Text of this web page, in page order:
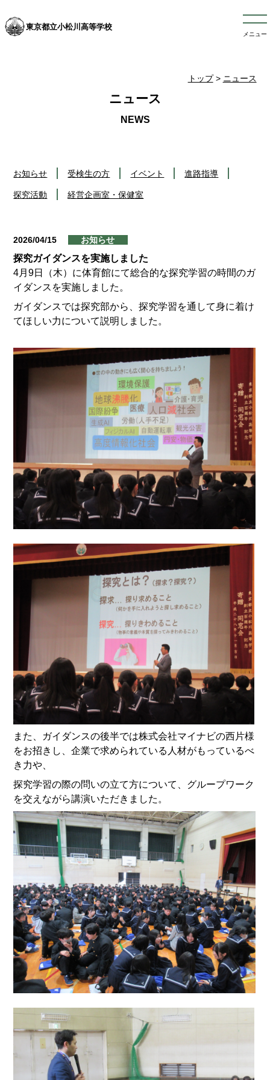
東京都立小松川高等学校
メニュー
トップ> ニュース
ニュース
お知らせ 受検生の方 イベント 進路指導
探究活動 経営企画室・保健室
2026/04/15 お知らせ
探究ガイダンスを実施しました
4月9日（木）に体育館にて総合的な探究学習の時間のガ
イダンスを実施しました。
ガイダンスでは探究部から、探究学習を通して身に着け
てほしい力について説明しました。
また、ガイダンスの後半では株式会社マイナビの西片様
をお招きし、企業で求められている人材がもっているべ
き力や、
探究学習の際の問いの立て方について、グループワーク
を交えながら講演いただきました。